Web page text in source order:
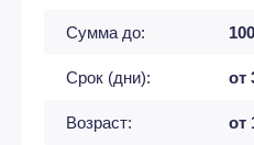
Сумма до:
Срок (дни): от
Возраст: от